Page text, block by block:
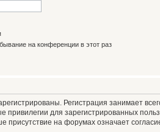
на конференции в этот раз
Регистрация занимает
привилегии для зарегистрированных
на форумах означает